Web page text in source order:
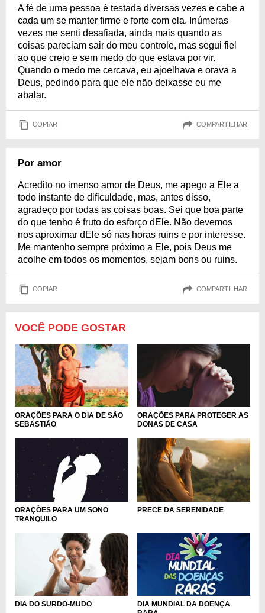
A fé de uma pessoa é testada diversas vezes e cabe a
cada um se manter firme e forte com ela. Inúmeras
vezes me senti desafiada, ainda mais quando as
coisas pareciam sair do meu controle, mas segui fiel
ao que creio e sem medo do que estava por vir.
Quando o medo me cercava, eu ajoelhava e orava a
Deus, pedindo para que ele não deixasse eu me
abalar.
COPIAR COMPARTILHAR
Por amor
Acredito no imenso amor de Deus, me apego a Ele a
todo instante de dificuldade, mas, antes disso,
agradeço por todas as coisas boas. Sei que boa parte
do que tenho é fruto do esforço dEle. Não devemos
nos aproximar dEle só nas horas ruins e por interesse.
Me mantenho sempre próximo a Ele, pois Deus me
acolhe em todos os momentos, sejam bons ou ruins.
COPIAR COMPARTILHAR
VOCÊ PODE GOSTAR
ORAÇÕES PARA O DIA DE SÃO
SEBASTIÃO
ORAÇÕES PARA PROTEGER AS
DONAS DE CASA
ORAÇÕES PARA UM SONO
TRANQUILO
PRECE DA SERENIDADE
DIA DO SURDO-MUDO
DIA MUNDIAL DA DOENÇA